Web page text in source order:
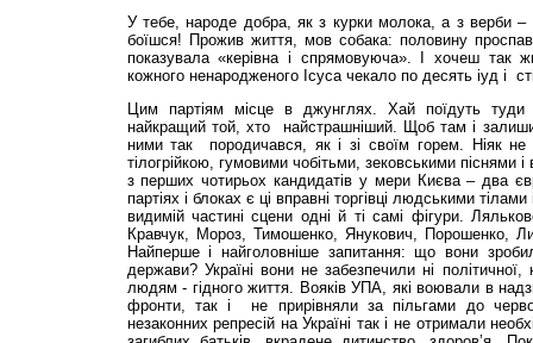
У тебе, народе добра, як з курки молока, а з верби
боїшся! Прожив життя, мов собака: половину
показувала «керівна і спрямовуюча». І хочеш так
кожного ненародженого Ісуса чекало по десять іуд і
Цим партіям місце в джунглях. Хай поїдуть
найкращий той, хто найстрашніший. Щоб там і
ними так породичався, як і зі своїм горем. Ніяк
тілогрійкою, гумовими чобітьми, зековськими піснями
з перших чотирьох кандидатів у мери Києва – два
партіях і блоках є ці вправні торгівці людськими
видимій частині сцени одні й ті самі фігури.
Кравчук, Мороз, Тимошенко, Янукович, Порошенко,
Найперше і найголовніше запитання: що вони
держави? Україні вони не забезпечили ні політичної,
людям - гідного життя. Вояків УПА, які воювали в
фронти, так і не прирівняли за пільгами до
незаконних репресій на Україні так і не отримали